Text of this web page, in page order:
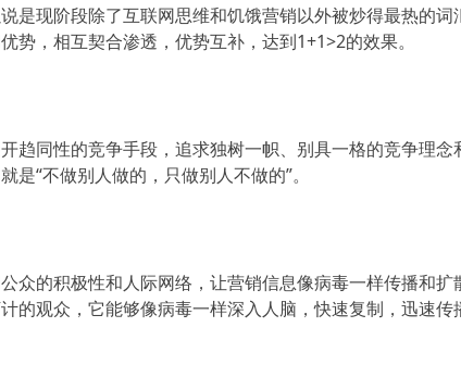
是现阶段除了互联网思维和饥饿营销以外被炒得最热的
势，相互契合渗透，优势互补，达到1+1>2的效果。
趋同性的竞争手段，追求独树一帜、别具一格的竞争理
是“不做别人做的，只做别人不做的”。
众的积极性和人际网络，让营销信息像病毒一样传播和
的观众，它能够像病毒一样深入人脑，快速复制，迅速